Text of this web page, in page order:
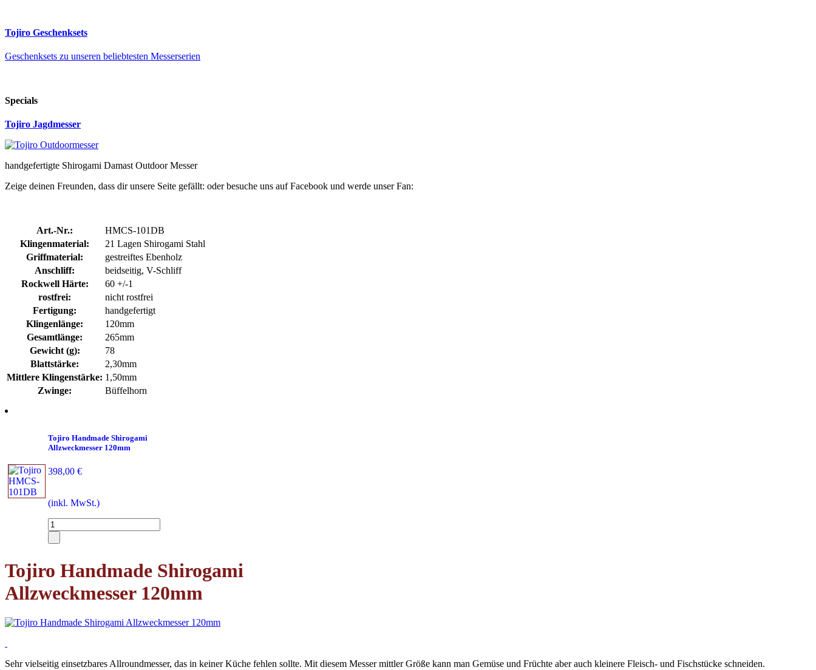
Tojiro Geschenksets
Geschenksets zu unseren beliebtesten Messerserien
Specials
Tojiro Jagdmesser
handgefertigte Shirogami Damast Outdoor Messer
Zeige deinen Freunden, dass dir unsere Seite gefällt: oder besuche uns auf Facebook und werde unser Fan:
Art.-Nr.:
HMCS-101DB
Klingenmaterial:
21 Lagen Shirogami Stahl
Griffmaterial:
gestreiftes Ebenholz
Anschliff:
beidseitig, V-Schliff
Rockwell Härte:
60 +/-1
rostfrei:
nicht rostfrei
Fertigung:
handgefertigt
Klingenlänge:
120mm
Gesamtlänge:
265mm
Gewicht (g):
78
Blattstärke:
2,30mm
Mittlere Klingenstärke: 1,50mm
Zwinge:
Büffelhorn
Tojiro Handmade Shirogami
Allzweckmesser 120mm
398,00 €
(inkl. MwSt.)
Tojiro Handmade Shirogami
Allzweckmesser 120mm
Sehr vielseitig einsetzbares Allroundmesser, das in keiner Küche fehlen sollte. Mit diesem Messer mittler Größe kann man Gemüse und Früchte aber auch kleinere Fleisch- und Fischstücke schneiden.